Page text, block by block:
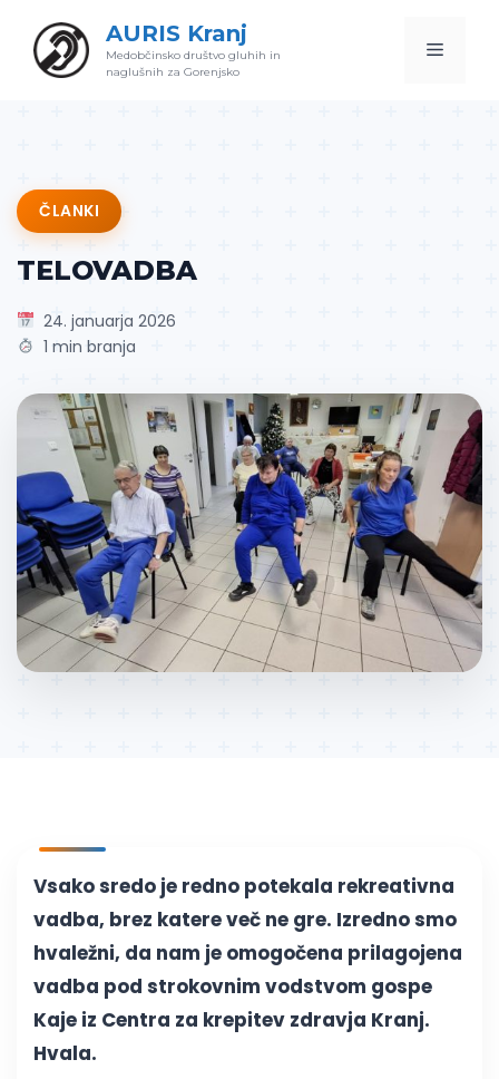
content
AURIS Kranj
Medobčinsko društvo gluhih in
naglušnih za Gorenjsko
Menu
ČLANKI
TELOVADBA
24. januarja 2026
1 min branja
Vsako sredo je redno potekala rekreativna
vadba, brez katere več ne gre. Izredno smo
hvaležni, da nam je omogočena prilagojena
vadba pod strokovnim vodstvom gospe
Kaje iz Centra za krepitev zdravja Kranj.
Hvala.